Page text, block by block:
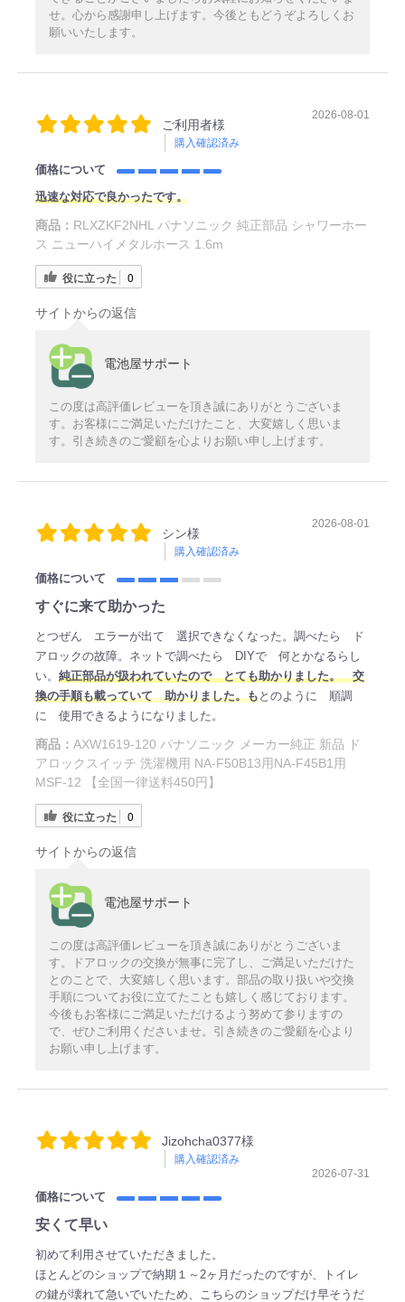
せ。心から感謝申し上げます。今後ともどうぞよろしくお
願いいたします。
ご利用者様
購入確認済み
2026-08-01
価格について
迅速な対応で良かったです。
商品： RLXZKF2NHL パナソニック 純正部品 シャワーホー
ス ニューハイメタルホース 1.6m
役に立った 0
サイトからの返信
電池屋サポート
この度は高評価レビューを頂き誠にありがとうございま
す。お客様にご満足いただけたこと、大変嬉しく思いま
す。引き続きのご愛顧を心よりお願い申し上げます。
シン様
購入確認済み
2026-08-01
価格について
すぐに来て助かった
とつぜん エラーが出て 選択できなくなった。調べたら ド
アロックの故障。ネットで調べたら DIYで 何とかなるらし
い。 純正部品が扱われていたので とても助かりました。 交
換の手順も載っていて 助かりました。もとのように 順調
に 使用できるようになりました。
商品： AXW1619-120 パナソニック メーカー純正 新品 ド
アロックスイッチ 洗濯機用 NA-F50B13用NA-F45B1用
MSF-12 【全国一律送料450円】
役に立った 0
サイトからの返信
電池屋サポート
この度は高評価レビューを頂き誠にありがとうございま
す。ドアロックの交換が無事に完了し、ご満足いただけた
とのことで、大変嬉しく思います。部品の取り扱いや交換
手順についてお役に立てたことも嬉しく感じております。
今後もお客様にご満足いただけるよう努めて参りますの
で、ぜひご利用くださいませ。引き続きのご愛顧を心より
お願い申し上げます。
Jizohcha0377様
購入確認済み
2026-07-31
価格について
安くて早い
初めて利用させていただきました。
ほとんどのショップで納期１～2ヶ月だったのですが、トイレ
の鍵が壊れて急いでいたため、こちらのショップだけ早そうだ